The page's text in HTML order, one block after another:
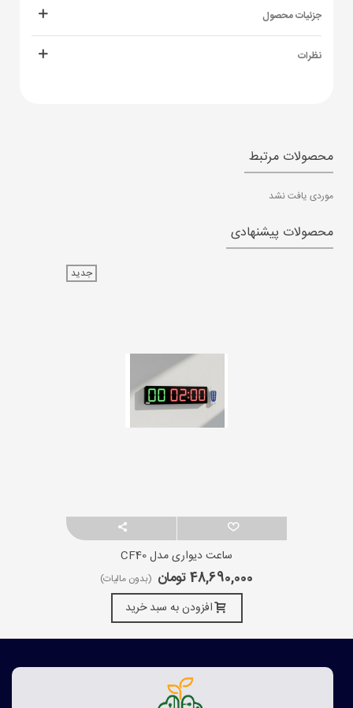
جزئیات محصول
نظرات
محصولات مرتبط
موردی یافت نشد
محصولات پیشنهادی
جدید
ساعت دیواری مدل CF40
48,690,000 تومان (بدون مالیات)
افزودن به سبد خرید